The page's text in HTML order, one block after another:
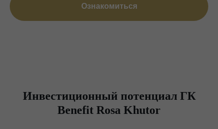
Ознакомиться
Инвестиционный потенциал ГК
Benefit Rosa Khutor